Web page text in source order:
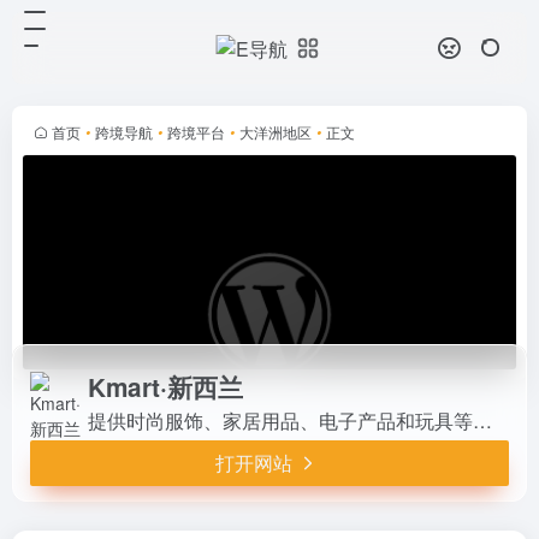
首页 • 跨境导航 • 跨境平台 • 大洋洲地区 • 正文
Kmart·新西兰
提供时尚服饰、家居用品、电子产品和玩具等品类丰富的平价商品。在线选购享受便捷配送与门店自取服务，每日更新超值特惠，满足全家日常购物需求。
打开网站
选购享受便捷配送与门店自取服务，
每日更新超值特惠，满足全家日常购
物需求。